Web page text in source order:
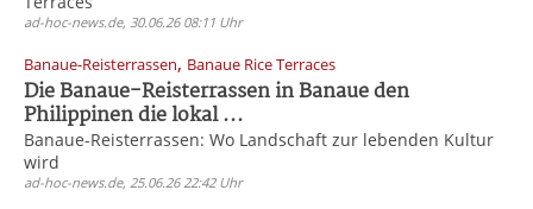
ad-hoc-news.de, 30.06.26 08:11 Uhr
Banaue-Reisterrassen, Banaue Rice Terraces
Die Banaue-Reisterrassen in Banaue den
Philippinen die lokal ...
Banaue-Reisterrassen: Wo Landschaft zur lebenden Kultur
wird
ad-hoc-news.de, 25.06.26 22:42 Uhr